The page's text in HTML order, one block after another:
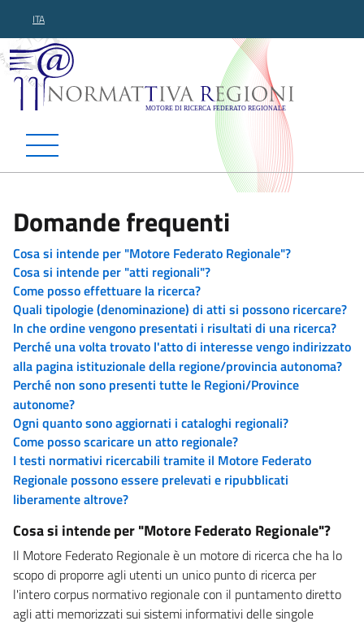
ITA
Normattiva Regioni -
Domande frequenti
Cosa si intende per "Motore Federato Regionale"?
Cosa si intende per "atti regionali"?
Come posso effettuare la ricerca?
Quali tipologie (denominazione) di atti si possono ricercare?
In che ordine vengono presentati i risultati di una ricerca?
Perché una volta trovato l'atto di interesse vengo indirizzato
alla pagina istituzionale della regione/provincia autonoma?
Perché non sono presenti tutte le Regioni/Province
autonome?
Ogni quanto sono aggiornati i cataloghi regionali?
Come posso scaricare un atto regionale?
I testi normativi ricercabili tramite il Motore Federato
Regionale possono essere prelevati e ripubblicati
liberamente altrove?
Cosa si intende per "Motore Federato Regionale"?
Il Motore Federato Regionale è un motore di ricerca che ha lo
scopo di proporre agli utenti un unico punto di ricerca per
l'intero corpus normativo regionale con il puntamento diretto
agli atti memorizzati sui sistemi informativi delle singole